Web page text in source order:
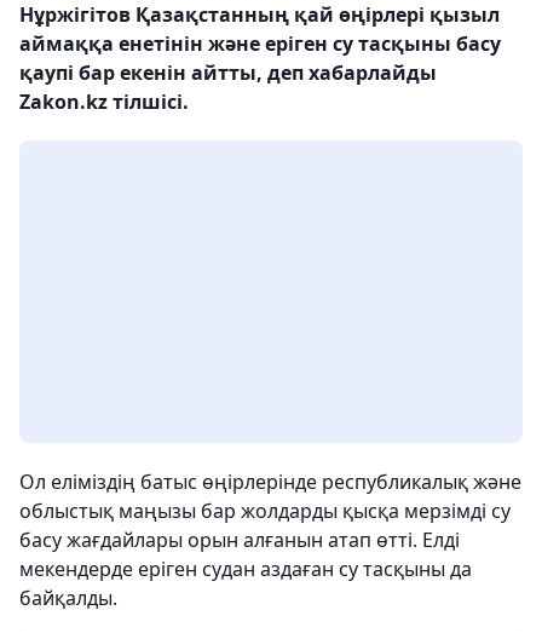
Нұржігітов Қазақстанның қай өңірлері қызыл
аймаққа енетінін және еріген су тасқыны басу
қаупі бар екенін айтты, деп хабарлайды
Zakon.kz тілшісі.
Ол еліміздің батыс өңірлерінде республикалық және
облыстық маңызы бар жолдарды қысқа мерзімді су
басу жағдайлары орын алғанын атап өтті. Елді
мекендерде еріген судан аздаған су тасқыны да
байқалды.